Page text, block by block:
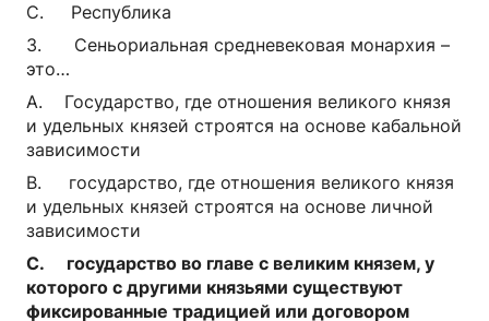
C. Республика
3. Сеньориальная средневековая монархия –
это…
A. Государство, где отношения великого князя
и удельных князей строятся на основе кабальной
зависимости
B. государство, где отношения великого князя
и удельных князей строятся на основе личной
зависимости
C. государство во главе с великим князем, у
которого с другими князьями существуют
фиксированные традицией или договором